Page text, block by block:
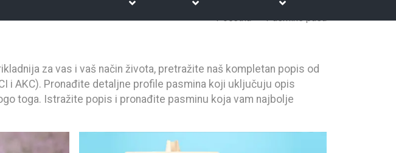
Početna Pasmine pasa
za vas i vaš način života, pretražite naš kompletan popis od
i AKC). Pronađite detaljne profile pasmina koji uključuju opis
toga. Istražite popis i pronađite pasminu koja vam najbolje